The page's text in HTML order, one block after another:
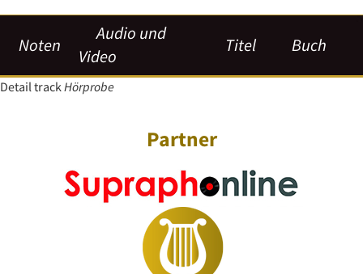
Noten
Audio und
Video
Titel Buch
Detail trackHörprobe
Partner